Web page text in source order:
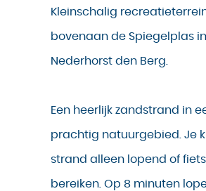
Kleinschalig
bovenaan de Spiegelplas in
Nederhorst den Berg.
Een heerlijk zandstrand in
prachtig natuurgebied. Je
strand alleen lopend of
bereiken. Op 8 minuten